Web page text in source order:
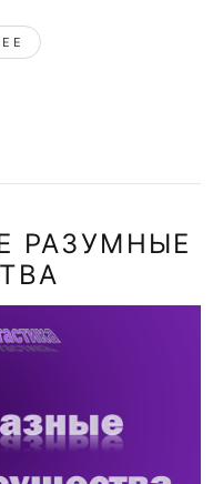
РАЗУМНЫЕ